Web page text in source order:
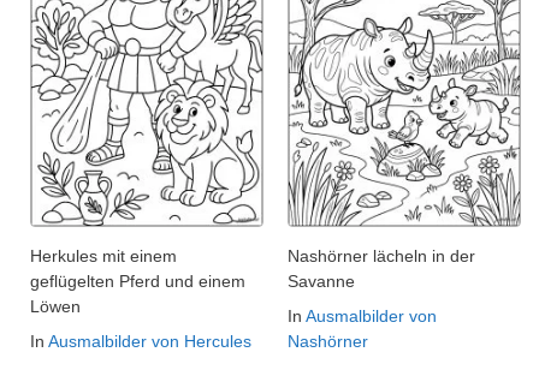
Herkules mit einem
geflügelten Pferd und einem
Löwen
In Ausmalbilder von Hercules
Nashörner lächeln in der
Savanne
In Ausmalbilder von
Nashörner